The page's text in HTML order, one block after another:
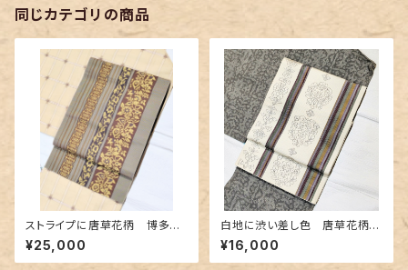
同じカテゴリの商品
ストライプに唐草花柄 博多織
の名古屋帯
¥25,000
白地に渋い差し色 唐草花柄の
博多織り名古屋帯
¥16,000